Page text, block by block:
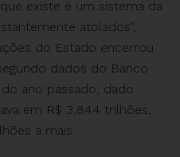
existe é um sistema da
atolados”,
do Estado encerrou
dados do Banco
ano passado, dado
em R$ 3,844 trilhões,
a mais.